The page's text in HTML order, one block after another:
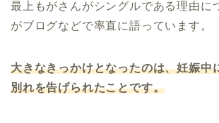
最上もがさんがシングルである理由に
がブログなどで率直に語っています。
大きなきっかけとなったのは、妊娠中
別れを告げられたことです。